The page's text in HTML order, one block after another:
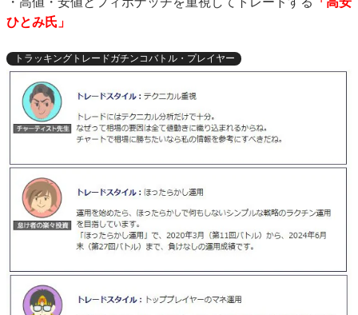
ひとみ氏」
トラッキングトレードガチンコバトル・プレイヤー